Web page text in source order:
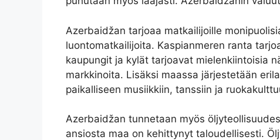
Azerbaidžan tarjoaa matkailijoille
luontomatkailijoita. Kaspianmeren ranta
kaupungit ja kylät tarjoavat mielenkiintoisia
markkinoita. Lisäksi maassa järjestetään
paikalliseen musiikkiin, tanssiin ja
Azerbaidžan tunnetaan myös
ansiosta maa on kehittynyt taloudellisesti.